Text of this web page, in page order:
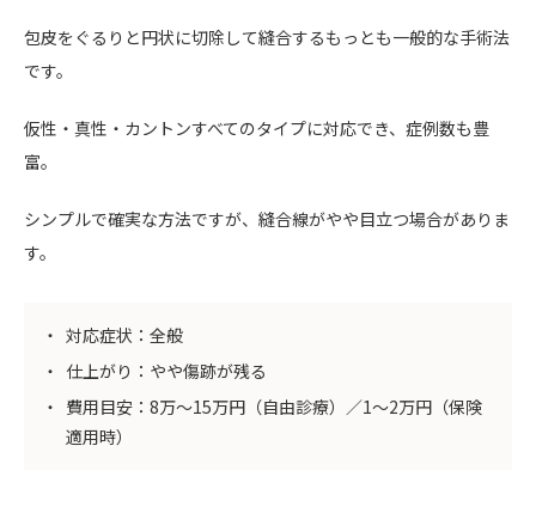
包皮をぐるりと円状に切除して縫合するもっとも一般的な手術法
です。
仮性・真性・カントンすべてのタイプに対応でき、症例数も豊
富。
シンプルで確実な方法ですが、縫合線がやや目立つ場合がありま
す。
対応症状：全般
仕上がり：やや傷跡が残る
費用目安：8万〜15万円（自由診療）／1〜2万円（保険
適用時）